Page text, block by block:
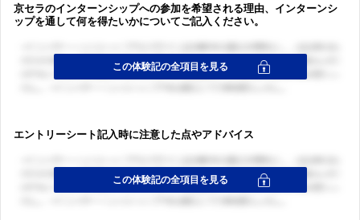
京セラのインターンシップへの参加を希望される理由、インターンシ
ップを通して何を得たいかについてご記入ください。
エントリーシート記入時に注意した点やアドバイス